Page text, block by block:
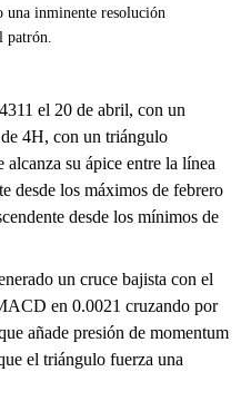
inminente resolución
patrón.
el 20 de abril, con un
4H, con un triángulo
su ápice entre la línea
desde los máximos de febrero
desde los mínimos de
un cruce bajista con el
en 0.0021 cruzando por
añade presión de momentum
el triángulo fuerza una